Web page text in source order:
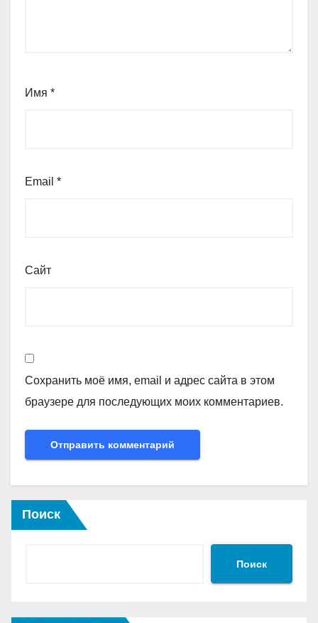
Имя *
Email *
Сайт
Сохранить моё имя, email и адрес сайта в этом
браузере для последующих моих комментариев.
Поиск
Поиск